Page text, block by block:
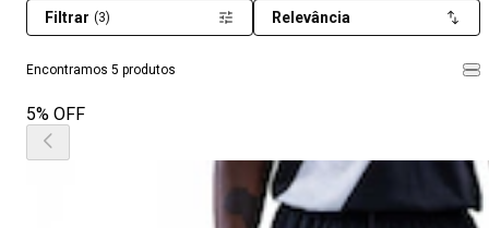
Encontramos 5 produtos
Filtrar (3) Relevância
5% OFF